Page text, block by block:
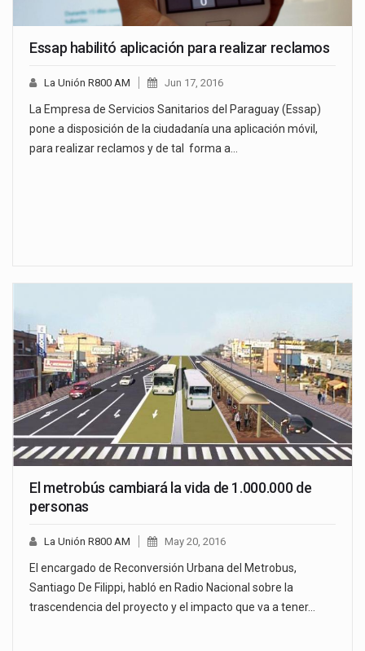
Essap habilitó aplicación para realizar reclamos
La Unión R800 AM Jun 17, 2016
La Empresa de Servicios Sanitarios del Paraguay (Essap)
pone a disposición de la ciudadanía una aplicación móvil,
para realizar reclamos y de tal forma a…
El metrobús cambiará la vida de 1.000.000 de
personas
La Unión R800 AM May 20, 2016
El encargado de Reconversión Urbana del Metrobus,
Santiago De Filippi, habló en Radio Nacional sobre la
trascendencia del proyecto y el impacto que va a tener…